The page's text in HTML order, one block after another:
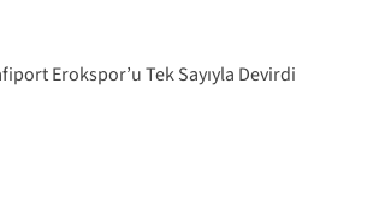
Erokspor’u Tek Sayıyla Devirdi